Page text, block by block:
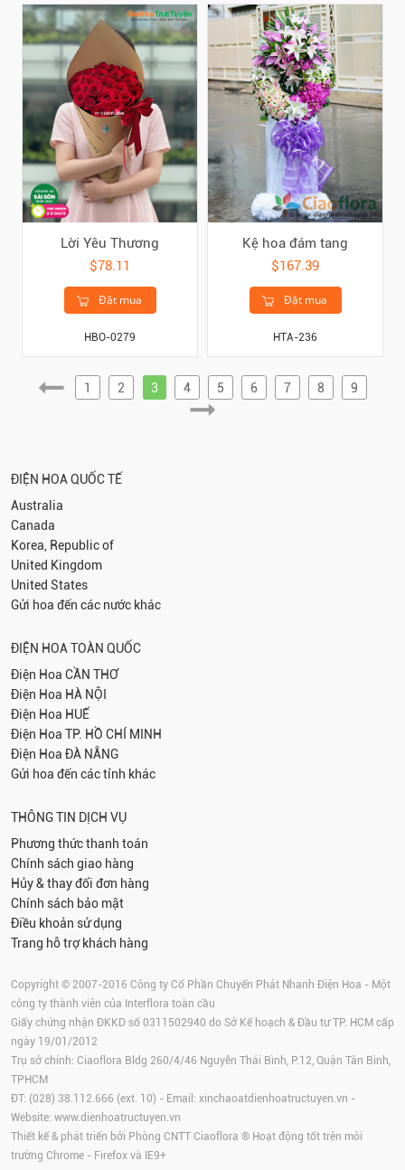
Lời Yêu Thương
$78.11
Đặt mua
HBO-0279
Kệ hoa đám tang
$167.39
Đặt mua
HTA-236
1 2 3 4 5 6 7 8 9
ĐIỆN HOA QUỐC TẾ
Australia
Canada
Korea, Republic of
United Kingdom
United States
Gửi hoa đến các nước khác
ĐIỆN HOA TOÀN QUỐC
Điện Hoa CẦN THƠ
Điện Hoa HÀ NỘI
Điện Hoa HUẾ
Điện Hoa TP. HỒ CHÍ MINH
Điện Hoa ĐÀ NẴNG
Gửi hoa đến các tỉnh khác
THÔNG TIN DỊCH VỤ
Phương thức thanh toán
Chính sách giao hàng
Hủy & thay đổi đơn hàng
Chính sách bảo mật
Điều khoản sử dụng
Trang hỗ trợ khách hàng
Copyright © 2007-2016 Công ty Cổ Phần Chuyển Phát Nhanh Điện Hoa - Một
công ty thành viên của Interflora toàn cầu
Giấy chứng nhận ĐKKD số 0311502940 do Sở Kế hoạch & Đầu tư TP. HCM cấp
ngày 19/01/2012
Trụ sở chính: Ciaoflora Bldg 260/4/46 Nguyễn Thái Bình, P.12, Quận Tân Bình,
TPHCM
ĐT: (028) 38.112.666 (ext. 10) - Email: xinchaoatdienhoatructuyen.vn -
Website: www.dienhoatructuyen.vn
Thiết kế & phát triển bởi Phòng CNTT Ciaoflora ® Hoạt động tốt trên môi
trường Chrome - Firefox và IE9+